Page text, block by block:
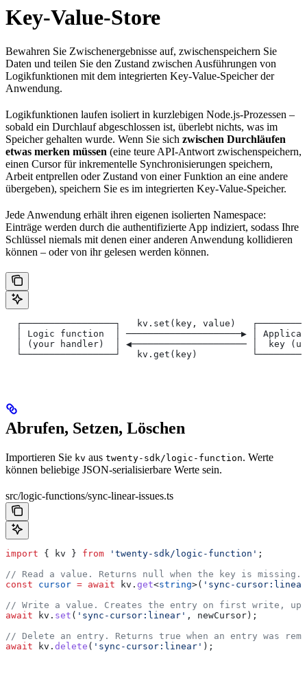
Key-Value-Store
Bewahren Sie Zwischenergebnisse auf, zwischenspeichern Sie
Daten und teilen Sie den Zustand zwischen Ausführungen von
Logikfunktionen mit dem integrierten Key-Value-Speicher der
Anwendung.
Logikfunktionen laufen isoliert in kurzlebigen Node.js-Prozessen –
sobald ein Durchlauf abgeschlossen ist, überlebt nichts, was im
Speicher gehalten wurde. Wenn Sie sich zwischen Durchläufen
etwas merken müssen (eine teure API-Antwort zwischenspeichern,
einen Cursor für inkrementelle Synchronisierungen speichern,
Arbeit entprellen oder Zustand von einer Funktion an eine andere
übergeben), speichern Sie es im integrierten Key-Value-Speicher.
Jede Anwendung erhält ihren eigenen isolierten Namespace:
Einträge werden durch die authentifizierte App indiziert, sodass Ihre
Schlüssel niemals mit denen einer anderen Anwendung kollidieren
können – oder von ihr gelesen werden können.
┌─────────────────┐   kv.set(key, value)
│ Logic function  │ ─────────────────────▶ │
│ (your handler)  │ ◀───────────────────── │  key
└─────────────────┘   kv.get(key)
Abrufen, Setzen, Löschen
Importieren Sie kv aus twenty-sdk/logic-function. Werte
können beliebige JSON-serialisierbare Werte sein.
src/logic-functions/sync-linear-issues.ts
import { kv } from 'twenty-sdk/logic-function' ;
// Read a value. Returns null when the key is missing.
const cursor = await kv . get<string>( 'sync-
// Write a value. Creates the entry on first write,
await kv . set ( 'sync-cursor:linear' , newCursor);
// Delete an entry. Returns true when an entry was
await kv . delete ( 'sync-cursor:linear' );